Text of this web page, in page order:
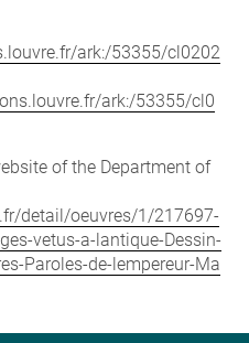
ark:/53355/cl0202
ark:/53355/cl0
of the Department of
detail/oeuvres/1/217697-
vetus-a-lantique-Dessin-
Paroles-de-lempereur-Ma